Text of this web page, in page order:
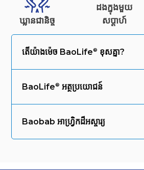
ឃ្លានជានិច្ច
ដងក្នុងមួយ
សប្តាហ៍
តើយ៉ាងម៉េច BaoLife ខុសគ្នា?
BaoLife អត្ថប្រយោជន៍
Baobab អាហ្វ្រិកដ៏អស្ចារ្យ